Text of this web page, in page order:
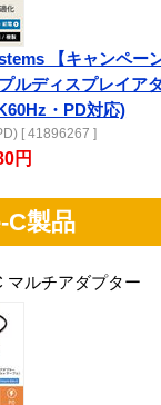
【キャンペー
ルディスプレイア
・PD対応)
[ 41896267 ]
円
C製品
マルチアダプター